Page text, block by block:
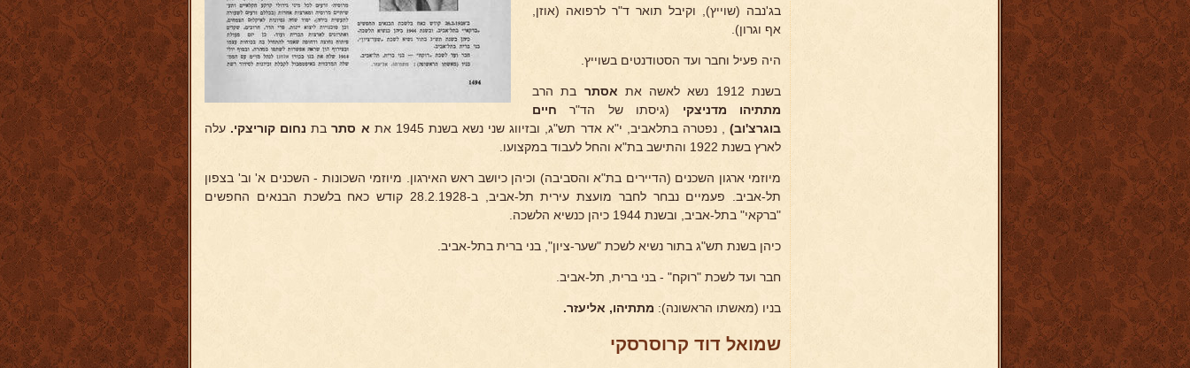
בג'נבה (שוייץ), וקיבל תואר ד"ר לרפואה (אוזן,
אף וגרון).
היה פעיל וחבר ועד הסטודנטים בשוייץ.
בשנת 1912 נשא לאשה את אסתר בת הרב
מתתיהו
מדניצקי (גיסתו של הד"ר חיים
בוגרצ'וב), נפטרה בתלאביב, י"א אדר תש"ג, ובזיווג שני נשא בשנת 1945 את א סתרבת נחום קוריצקי. עלה
לארץ בשנת 1922 והתישב בת"א והחל לעבוד במקצועו.
מיוזמי ארגון השכנים (הדיירים בת"א והסביבה) וכיהן כיושב ראש האירגון. מיוזמי השכונות - השכנים א' וב' בצפון
תל-אביב. פעמיים נבחר לחבר מועצת עירית תל-אביב, ב-28.2.1928 קודש כאח בלשכת הבנאים החפשים
"ברקאי" בתל-אביב, ובשנת 1944 כיהן כנשיא הלשכה.
כיהן בשנת תש"ג בתור נשיא לשכת "שער-ציון", בני ברית בתל-אביב.
חבר ועד לשכת "רוקח" - בני ברית, תל-אביב.
בניו (מאשתו הראשונה): מתתיהו, אליעזר.
שמואל דוד קרוסרסקי